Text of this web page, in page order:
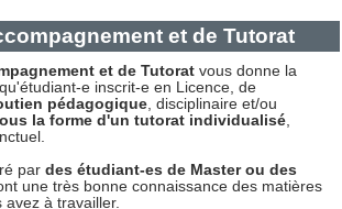
et de Tutorat
et de Tutorat vous donne la
e inscrit-e en Licence, de
pédagogique, disciplinaire et/ou
la forme d'un tutorat individualisé,
par des étudiant-es de Master ou des
une très bonne connaissance des matières
avez à travailler.